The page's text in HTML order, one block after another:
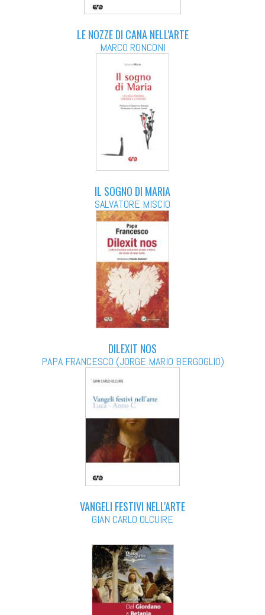
LE NOZZE DI CANA NELL'ARTE
MARCO RONCONI
IL SOGNO DI MARIA
SALVATORE MISCIO
DILEXIT NOS
PAPA FRANCESCO (JORGE MARIO BERGOGLIO)
VANGELI FESTIVI NELL'ARTE
GIAN CARLO OLCUIRE